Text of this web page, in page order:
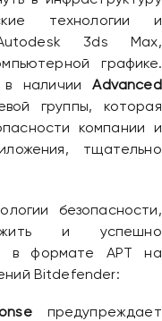
технологии и
3ds Max,
графике.
в наличииAdvanced
группы, которая
компании и
тщательно
безопасности,
и успешно
в формате APT на
Bitdefender:
предупреждает